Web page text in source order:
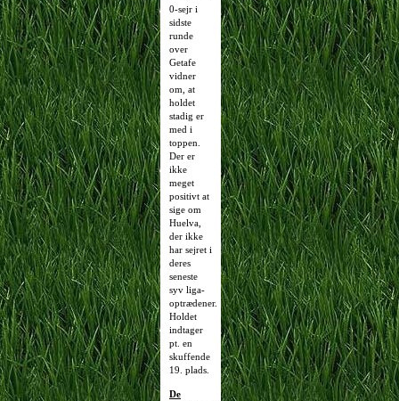
0-sejr i
sidste
runde
over
Getafe
vidner
om, at
holdet
stadig er
med i
toppen.
Der er
ikke
meget
positivt at
sige om
Huelva,
der ikke
har sejret i
deres
seneste
syv liga-
optrædener.
Holdet
indtager
pt. en
skuffende
19. plads.
De